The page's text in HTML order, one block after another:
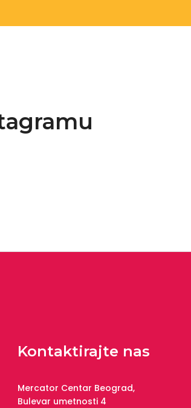
Kontaktirajte nas
Mercator Centar Beograd,
Bulevar umetnosti 4